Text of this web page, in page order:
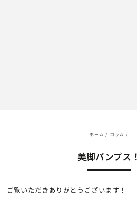
ホーム / コラム /
美脚パンプス！
ご覧いただきありがとうございます！